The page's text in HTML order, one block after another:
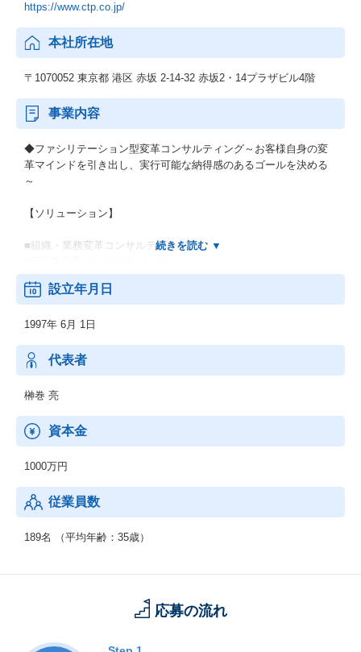
https://www.ctp.co.jp/
本社所在地
〒1070052 東京都 港区 赤坂 2-14-32 赤坂2・14プラザビル4階
事業内容
◆ファシリテーション型変革コンサルティング～お客様自身の変
革マインドを引き出し、実行可能な納得感のあるゴールを決める
～
【ソリューション】
■組織・業務変革コンサルティング
■新規事業創造コンサルティング
■営業改革コンサルティング
■プロジェクトマネジメント（PMO）改善コンサルティング
■プロジェクトリーダーおよびプロジェクトチーム養成学校サービ
ス
設立年月日
1997年 6月 1日
代表者
榊巻 亮
資本金
1000万円
従業員数
189名 （平均年齢：35歳）
応募の流れ